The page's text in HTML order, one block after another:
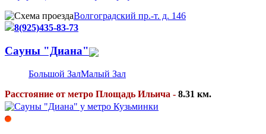
Волгоградский пр.-т. д. 146
8(925)435-83-73
Caуны "Диана"
Большой ЗалМалый Зал
Расстояние от метро Площадь Ильича - 8.31 км.